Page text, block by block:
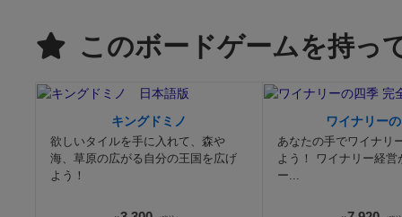
このボードゲームを持っ
キングドミノ
欲しいタイルを手に入れて、森や
海、草原の広がる自分の王国を広げ
よう！
ワイナリー
あなたの手でワイナリ
よう！ ワイナリー経営
ー...